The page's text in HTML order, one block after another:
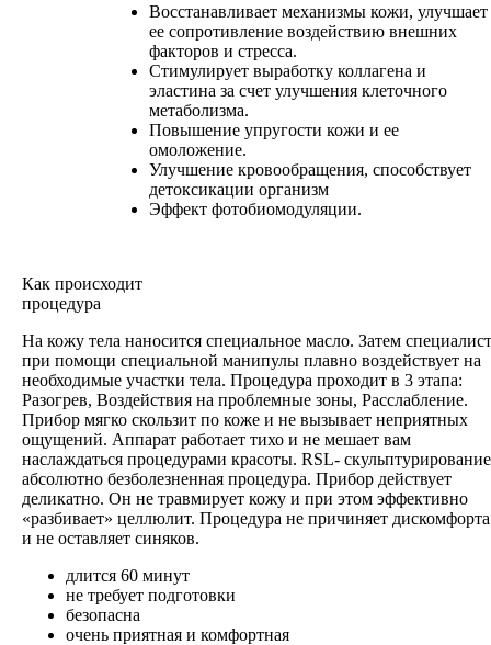
Восстанавливает механизмы кожи, улучшает
ее сопротивление воздействию внешних
факторов и стресса.
Стимулирует выработку коллагена и
эластина за счет улучшения клеточного
метаболизма.
Повышение упругости кожи и ее
омоложение.
Улучшение кровообращения, способствует
детоксикации организм
Эффект фотобиомодуляции.
Как происходит
процедура
На кожу тела наносится специальное масло. Затем специалист
при помощи специальной манипулы плавно воздействует на
необходимые участки тела. Процедура проходит в 3 этапа:
Разогрев, Воздействия на проблемные зоны, Расслабление.
Прибор мягко скользит по коже и не вызывает неприятных
ощущений. Аппарат работает тихо и не мешает вам
наслаждаться процедурами красоты. RSL- скульптурирование
абсолютно безболезненная процедура. Прибор действует
деликатно. Он не травмирует кожу и при этом эффективно
«разбивает» целлюлит. Процедура не причиняет дискомфорта
и не оставляет синяков.
длится 60 минут
не требует подготовки
безопасна
очень приятная и комфортная